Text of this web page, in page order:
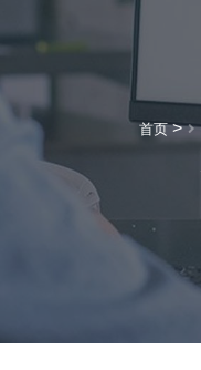
首页>